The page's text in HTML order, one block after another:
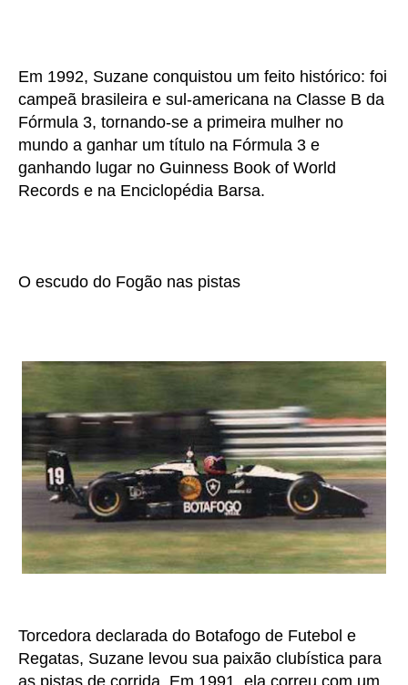
Em 1992, Suzane conquistou um feito histórico: foi
campeã brasileira e sul-americana na Classe B da
Fórmula 3, tornando-se a primeira mulher no
mundo a ganhar um título na Fórmula 3 e
ganhando lugar no Guinness Book of World
Records e na Enciclopédia Barsa.
O escudo do Fogão nas pistas
Torcedora declarada do Botafogo de Futebol e
Regatas, Suzane levou sua paixão clubística para
as pistas de corrida. Em 1991, ela correu com um